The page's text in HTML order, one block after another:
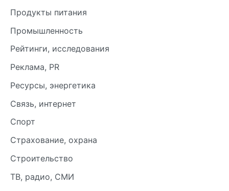
Продукты питания
Промышленность
Рейтинги, исследования
Реклама, PR
Ресурсы, энергетика
Связь, интернет
Спорт
Страхование, охрана
Строительство
ТВ, радио, СМИ